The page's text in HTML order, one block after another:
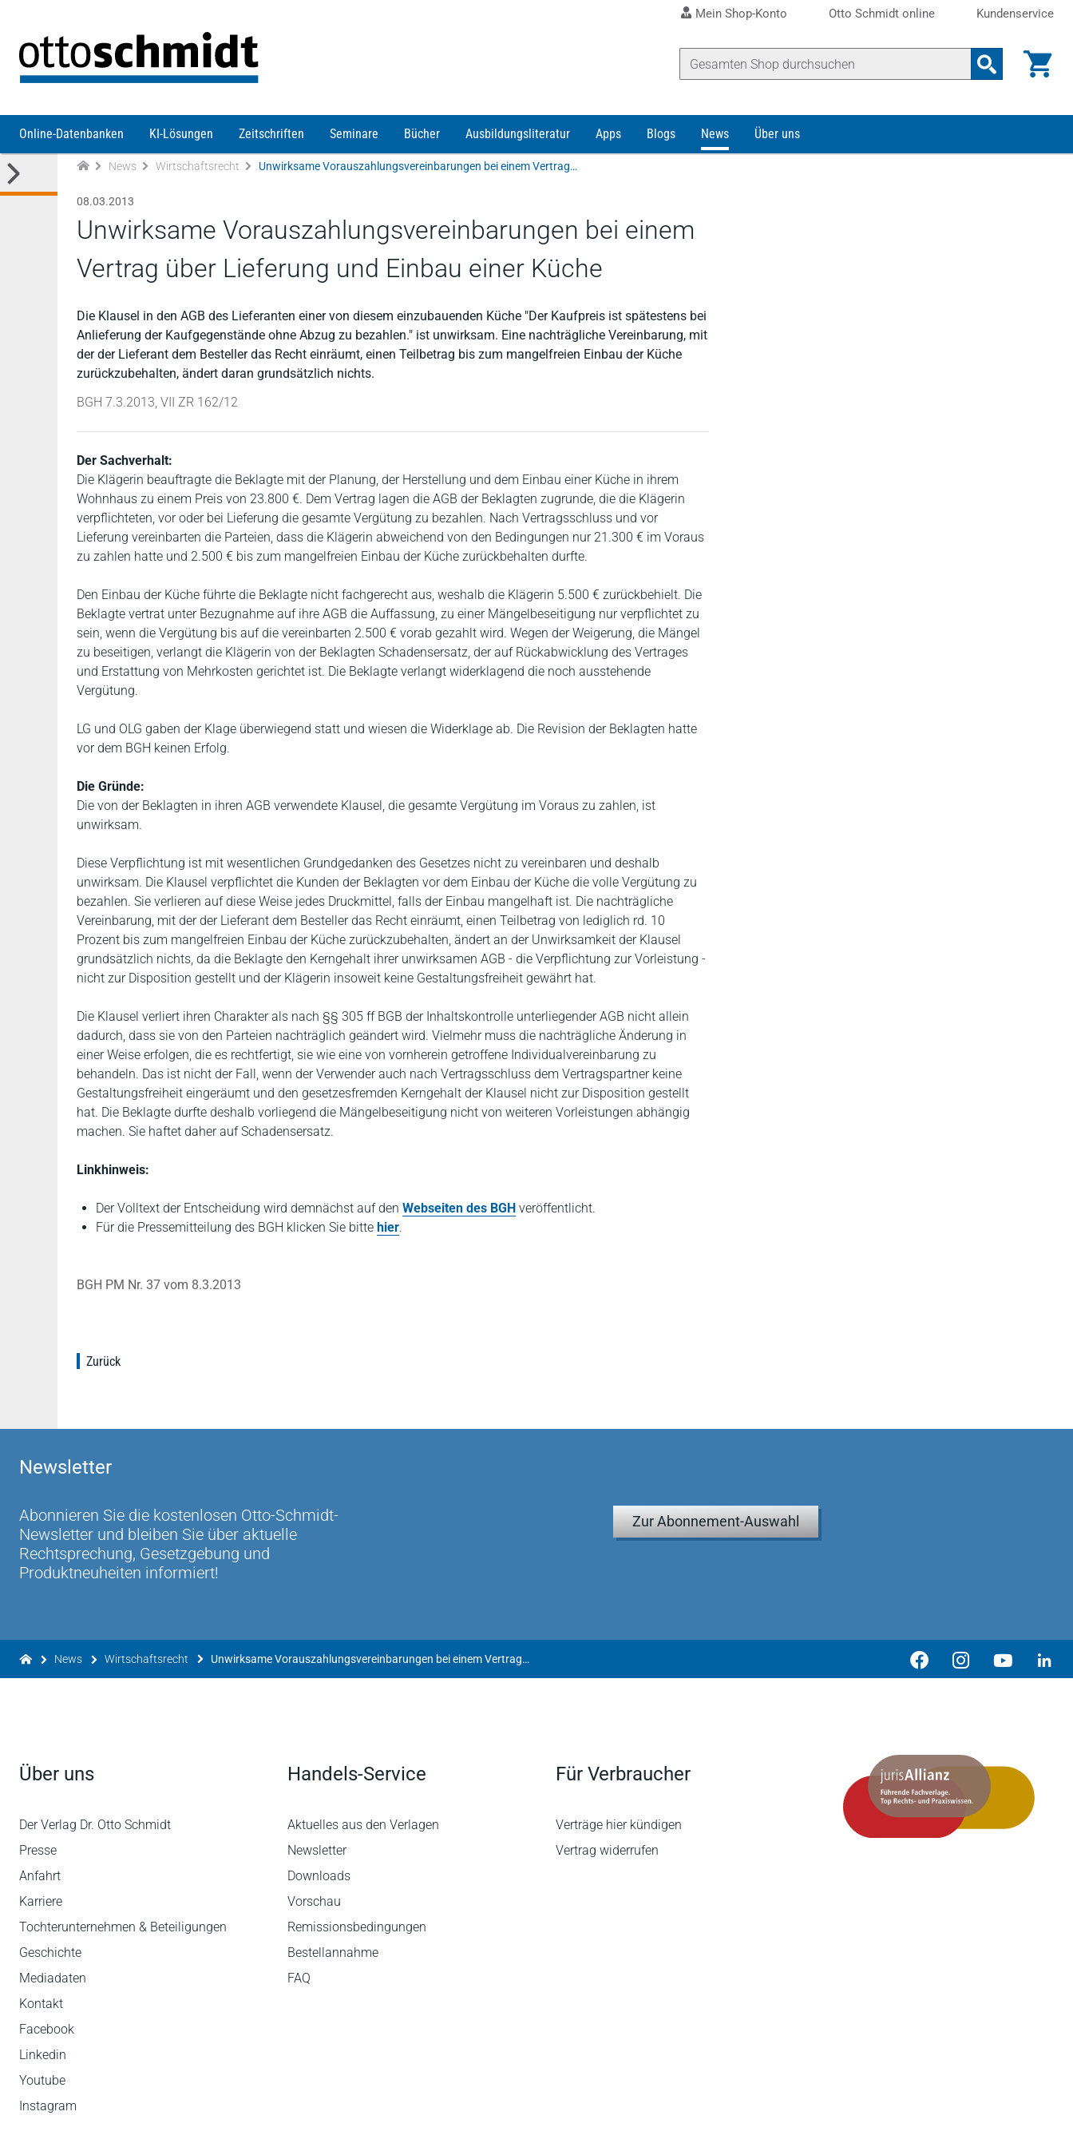
Mein Shop-Konto Otto Schmidt online Kundenservice
Online-Datenbanken KI-Lösungen Zeitschriften Seminare Bücher Ausbildungsliteratur Apps Blogs News Über uns
News Wirtschaftsrecht Unwirksame Vorauszahlungsvereinbarungen bei einem Vertrag über Lieferung und Einbau einer Küche
08.03.2013
Unwirksame Vorauszahlungsvereinbarungen bei einem
Vertrag über Lieferung und Einbau einer Küche
Die Klausel in den AGB des Lieferanten einer von diesem einzubauenden Küche "Der Kaufpreis ist spätestens bei
Anlieferung der Kaufgegenstände ohne Abzug zu bezahlen." ist unwirksam. Eine nachträgliche Vereinbarung, mit
der der Lieferant dem Besteller das Recht einräumt, einen Teilbetrag bis zum mangelfreien Einbau der Küche
zurückzubehalten, ändert daran grundsätzlich nichts.
BGH 7.3.2013, VII ZR 162/12
Der Sachverhalt:
Die Klägerin beauftragte die Beklagte mit der Planung, der Herstellung und dem Einbau einer Küche in ihrem
Wohnhaus zu einem Preis von 23.800 €. Dem Vertrag lagen die AGB der Beklagten zugrunde, die die Klägerin
verpflichteten, vor oder bei Lieferung die gesamte Vergütung zu bezahlen. Nach Vertragsschluss und vor
Lieferung vereinbarten die Parteien, dass die Klägerin abweichend von den Bedingungen nur 21.300 € im Voraus
zu zahlen hatte und 2.500 € bis zum mangelfreien Einbau der Küche zurückbehalten durfte.
Den Einbau der Küche führte die Beklagte nicht fachgerecht aus, weshalb die Klägerin 5.500 € zurückbehielt. Die
Beklagte vertrat unter Bezugnahme auf ihre AGB die Auffassung, zu einer Mängelbeseitigung nur verpflichtet zu
sein, wenn die Vergütung bis auf die vereinbarten 2.500 € vorab gezahlt wird. Wegen der Weigerung, die Mängel
zu beseitigen, verlangt die Klägerin von der Beklagten Schadensersatz, der auf Rückabwicklung des Vertrages
und Erstattung von Mehrkosten gerichtet ist. Die Beklagte verlangt widerklagend die noch ausstehende
Vergütung.
LG und OLG gaben der Klage überwiegend statt und wiesen die Widerklage ab. Die Revision der Beklagten hatte
vor dem BGH keinen Erfolg.
Die Gründe:
Die von der Beklagten in ihren AGB verwendete Klausel, die gesamte Vergütung im Voraus zu zahlen, ist
unwirksam.
Diese Verpflichtung ist mit wesentlichen Grundgedanken des Gesetzes nicht zu vereinbaren und deshalb
unwirksam. Die Klausel verpflichtet die Kunden der Beklagten vor dem Einbau der Küche die volle Vergütung zu
bezahlen. Sie verlieren auf diese Weise jedes Druckmittel, falls der Einbau mangelhaft ist. Die nachträgliche
Vereinbarung, mit der der Lieferant dem Besteller das Recht einräumt, einen Teilbetrag von lediglich rd. 10
Prozent bis zum mangelfreien Einbau der Küche zurückzubehalten, ändert an der Unwirksamkeit der Klausel
grundsätzlich nichts, da die Beklagte den Kerngehalt ihrer unwirksamen AGB - die Verpflichtung zur Vorleistung -
nicht zur Disposition gestellt und der Klägerin insoweit keine Gestaltungsfreiheit gewährt hat.
Die Klausel verliert ihren Charakter als nach §§ 305 ff BGB der Inhaltskontrolle unterliegender AGB nicht allein
dadurch, dass sie von den Parteien nachträglich geändert wird. Vielmehr muss die nachträgliche Änderung in
einer Weise erfolgen, die es rechtfertigt, sie wie eine von vornherein getroffene Individualvereinbarung zu
behandeln. Das ist nicht der Fall, wenn der Verwender auch nach Vertragsschluss dem Vertragspartner keine
Gestaltungsfreiheit eingeräumt und den gesetzesfremden Kerngehalt der Klausel nicht zur Disposition gestellt
hat. Die Beklagte durfte deshalb vorliegend die Mängelbeseitigung nicht von weiteren Vorleistungen abhängig
machen. Sie haftet daher auf Schadensersatz.
Linkhinweis:
Der Volltext der Entscheidung wird demnächst auf den Webseiten des BGH veröffentlicht.
Für die Pressemitteilung des BGH klicken Sie bitte hier.
BGH PM Nr. 37 vom 8.3.2013
Zurück
Newsletter
Abonnieren Sie die kostenlosen Otto-Schmidt-
Newsletter und bleiben Sie über aktuelle
Rechtsprechung, Gesetzgebung und
Produktneuheiten informiert!
Zur Abonnement-Auswahl
News Wirtschaftsrecht Unwirksame Vorauszahlungsvereinbarungen bei einem Vertrag über Lieferung und Einbau einer Küche
Über uns
Der Verlag Dr. Otto Schmidt
Presse
Anfahrt
Karriere
Tochterunternehmen & Beteiligungen
Geschichte
Mediadaten
Kontakt
Facebook
Linkedin
Youtube
Instagram
Handels-Service
Aktuelles aus den Verlagen
Newsletter
Downloads
Vorschau
Remissionsbedingungen
Bestellannahme
FAQ
Für Verbraucher
Verträge hier kündigen
Vertrag widerrufen